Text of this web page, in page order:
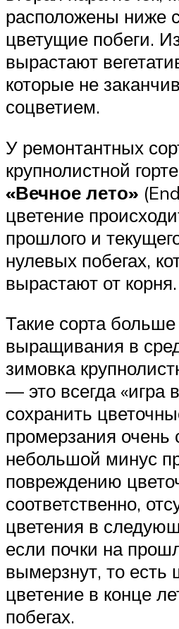
расположены ниже
цветущие побеги.
вырастают
которые не
соцветием.
У ремонтантных
крупнолистной
«Вечное лето»
цветение
прошлого и
нулевых побегах,
вырастают от корня.
Такие сорта
выращивания в
зимовка
— это всегда «игра
сохранить
промерзания
небольшой минус
повреждению
соответственно,
цветения в
если почки на
вымерзнут, то есть
цветение в конце
побегах.